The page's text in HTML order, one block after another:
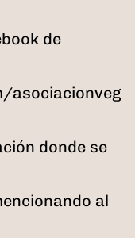
de
asociacionveg
donde se
al